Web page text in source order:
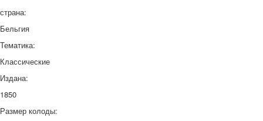
страна:
Бельгия
Тематика:
Классические
Издана:
1850
Размер колоды: